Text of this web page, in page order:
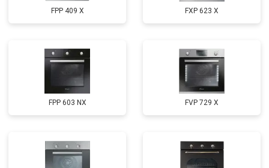
FPP 409 X FXP 623 X
FPP 603 NX FVP 729 X